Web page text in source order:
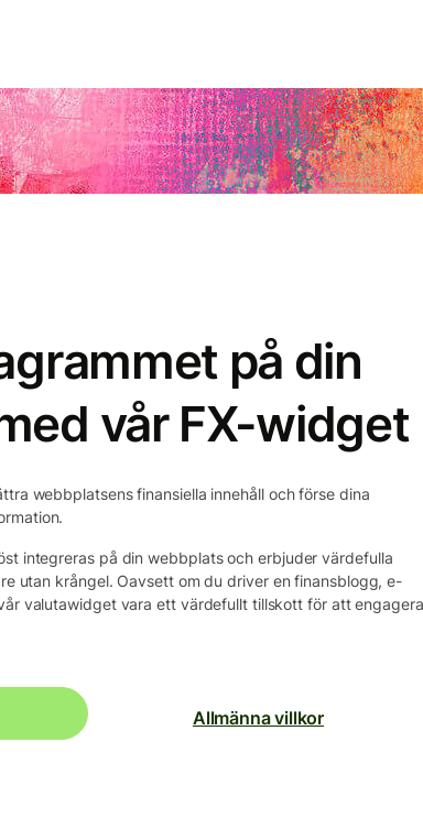
på din
vår FX-widget
webbplatsens finansiella innehåll och förse dina
integreras på din webbplats och erbjuder värdefulla
utan krångel. Oavsett om du driver en finansblogg, e-
valutawidget vara ett värdefullt tillskott för att engagera
Allmänna villkor